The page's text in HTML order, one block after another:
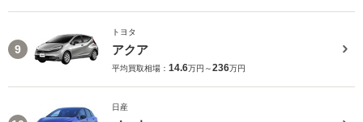
9
トヨタ
アクア
平均買取相場： 14.6万円～236万円
日産